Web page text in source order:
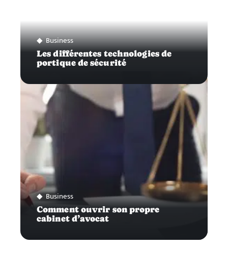
Business
Les différentes technologies de
portique de sécurité
Business
Comment ouvrir son propre
cabinet d’avocat